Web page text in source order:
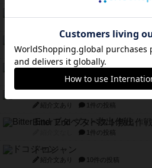
エコーズ・オブ・タイム
紹介文なし 8件の投稿
スカルキング
紹介文あり 12件の投稿
紹介文あり 1件の投稿
Bitter End ブタペスト救出作戦
1件の投稿
ドコジャン
紹介文あり 10件の投稿